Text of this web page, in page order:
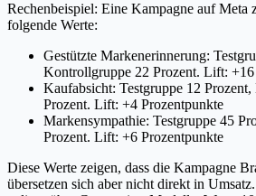
Rechenbeispiel: Eine Kampagne auf
folgende Werte:
Gestützte Markenerinnerung:
Kontrollgruppe 22 Prozent. Lift: +16
Kaufabsicht: Testgruppe 12
Prozent. Lift: +4 Prozentpunkte
Markensympathie: Testgruppe 45
Prozent. Lift: +6 Prozentpunkte
Diese Werte zeigen, dass die Kampagne
übersetzen sich aber nicht direkt in